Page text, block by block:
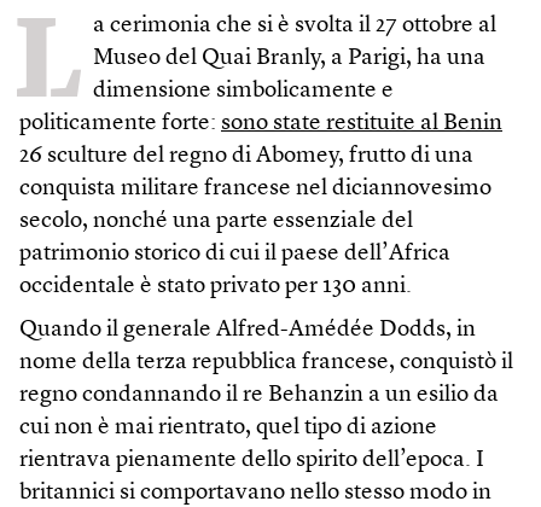
L a cerimonia che si è svolta il 27 ottobre al
Museo del Quai Branly, a Parigi, ha una
dimensione simbolicamente e
politicamente forte: sono state restituite al Benin
26 sculture del regno di Abomey, frutto di una
conquista militare francese nel diciannovesimo
secolo, nonché una parte essenziale del
patrimonio storico di cui il paese dell’Africa
occidentale è stato privato per 130 anni.
Quando il generale Alfred-Amédée Dodds, in
nome della terza repubblica francese, conquistò il
regno condannando il re Behanzin a un esilio da
cui non è mai rientrato, quel tipo di azione
rientrava pienamente dello spirito dell’epoca. I
britannici si comportavano nello stesso modo in